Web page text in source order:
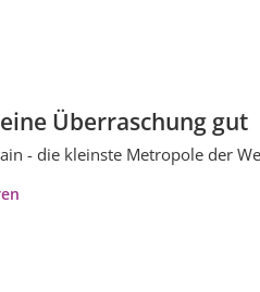
Überraschung gut
- die kleinste Metropole der